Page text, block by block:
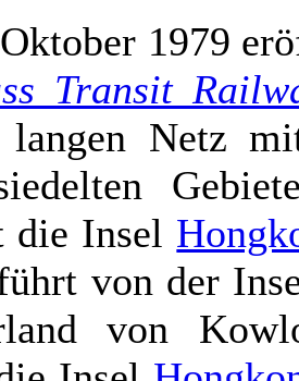
1979
Transit
langen Netz
die Insel
von der
von